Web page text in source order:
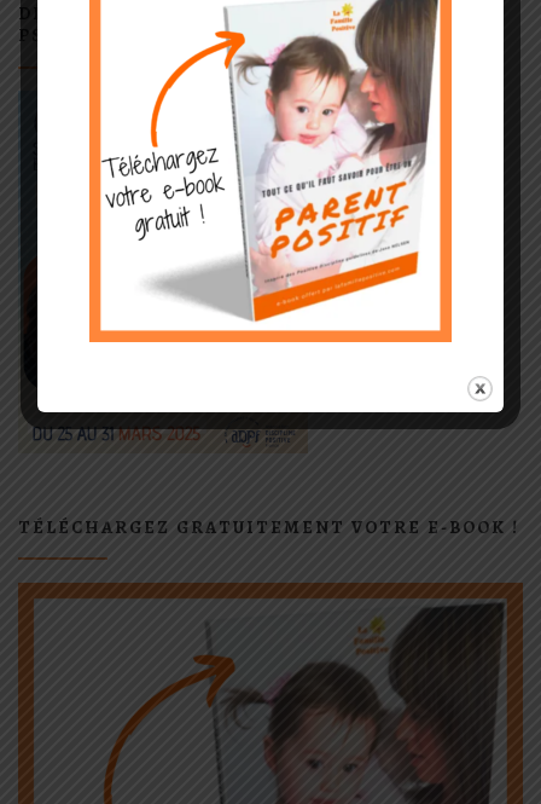
DÉCOUVREZ LE SOMMET LES COMPÉTENCES
PSYCHOSOCIALES EN ACTION
TÉLÉCHARGEZ GRATUITEMENT VOTRE E-BOOK !